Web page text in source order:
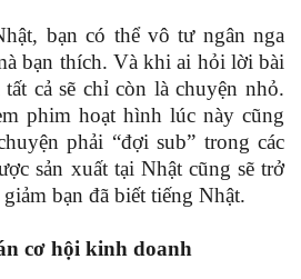
bạn có thể vô tư ngân nga
bạn thích. Và khi ai hỏi lời bài
cả sẽ chỉ còn là chuyện nhỏ.
phim hoạt hình lúc này cũng
phải “đợi sub” trong các
sản xuất tại Nhật cũng sẽ trở
bạn đã biết tiếng Nhật.
cơ hội kinh doanh